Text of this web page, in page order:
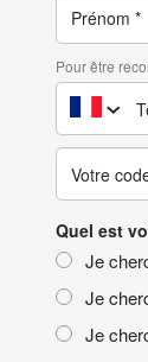
Pour être
Quel est
Je
Je
Je